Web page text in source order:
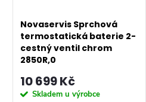
Novaservis Sprchová
termostatická baterie 2-
cestný ventil chrom
2850R,0
10 699 Kč
Skladem u výrobce